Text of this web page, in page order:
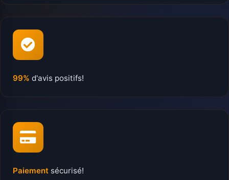
99% d'avis positifs!
Paiement sécurisé!